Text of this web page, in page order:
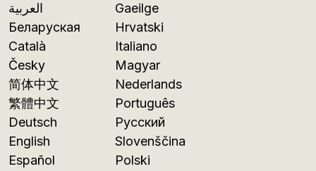
العربية
Беларуская
Català
Česky
简体中文
繁體中文
Deutsch
English
Español
Gaeilge
Hrvatski
Italiano
Magyar
Nederlands
Português
Русский
Slovenščina
Polski